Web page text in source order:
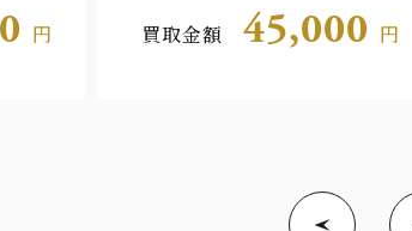
円 買取金額 120,000円